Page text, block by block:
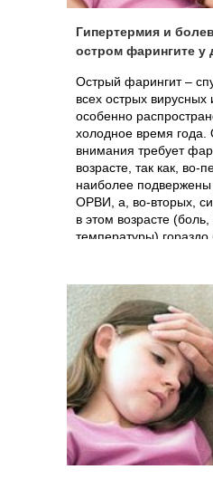
Гипертермия и
остром фарингите у
Острый фарингит –
всех острых вирусных
особенно
холодное время года.
внимания требует
возрасте, так как, во-
наиболее
ОРВИ, а, во-вторых,
в этом возрасте
температуры)